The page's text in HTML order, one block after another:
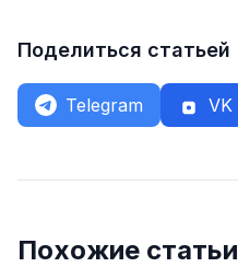
Поделиться статьей
Telegram VK
Похожие статьи